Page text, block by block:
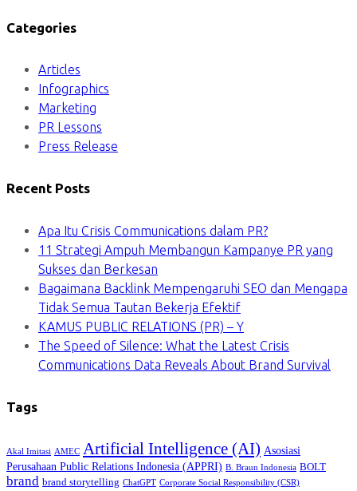
Categories
Articles
Infographics
Marketing
PR Lessons
Press Release
Recent Posts
Apa Itu Crisis Communications dalam PR?
11 Strategi Ampuh Membangun Kampanye PR yang
Sukses dan Berkesan
Bagaimana Backlink Mempengaruhi SEO dan Mengapa
Tidak Semua Tautan Bekerja Efektif
KAMUS PUBLIC RELATIONS (PR) – Y
The Speed of Silence: What the Latest Crisis
Communications Data Reveals About Brand Survival
Tags
Akal Imitasi AMEC Artificial Intelligence (AI) Asosiasi
Perusahaan Public Relations Indonesia (APPRI) B. Braun Indonesia BOLT
brand brand storytelling ChatGPT Corporate Social Responsibility (CSR)